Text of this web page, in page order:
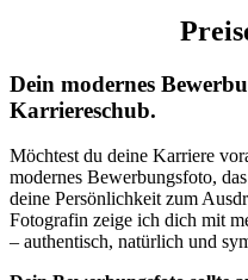
Dein modernes
Karriereschub.
Möchtest du deine Karriere
modernes Bewerbungsfoto,
deine Persönlichkeit zum
Fotografin zeige ich dich mit
– authentisch, natürlich und